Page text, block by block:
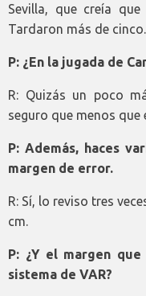
Sevilla, que creía
Tardaron más de cinco.
P: ¿En la jugada de
R: Quizás un poco
seguro que menos que
P: Además, haces
margen de error.
R: Sí, lo reviso tres
cm.
P: ¿Y el margen
sistema de VAR?